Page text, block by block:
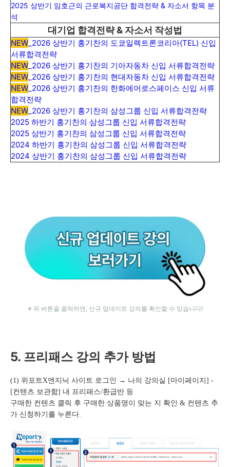
2025 상반기 임호근의 근로복지공단 합격전략 & 자소서 항목 분
석
대기업 합격전략 & 자소서 작성법
NEW _2026 상반기 홍기찬의 도쿄일렉트론코리아(TEL) 신입
서류합격전략
NEW _2026 상반기 홍기찬의 기아자동차 신입 서류합격전략
NEW _2026 상반기 홍기찬의 현대자동차 신입 서류합격전략
NEW _2026 상반기 홍기찬의 한화에어로스페이스 신입 서류
합격전략
NEW _2026 상반기 홍기찬의 삼성그룹 신입 서류합격전략
2025 하반기 홍기찬의 삼성그룹 신입 서류합격전략
2025 상반기 홍기찬의 삼성그룹 신입 서류합격전략
2024 하반기 홍기찬의 삼성그룹 신입 서류합격전략
2024 상반기 홍기찬의 삼성그룹 신입 서류합격전략
※ 위 버튼을 클릭하면, 신규 업데이트 강의를 확인할 수 있습니다!
5. 프리패스 강의 추가 방법
(1) 위포트X엔지닉 사이트 로그인 → 나의 강의실 [마이페이지] -
[컨텐츠 보관함] 내 프리패스/환급반 등
구매한 컨텐츠 클릭 후 구매한 상품명이 맞는 지 확인 & 컨텐츠 추
가 신청하기를 누른다.